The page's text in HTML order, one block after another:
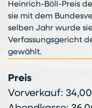
Heinrich-Böll-Preis
sie mit dem
selben Jahr wurde
Verfassungsgericht
gewählt.
Preis
Vorverkauf: